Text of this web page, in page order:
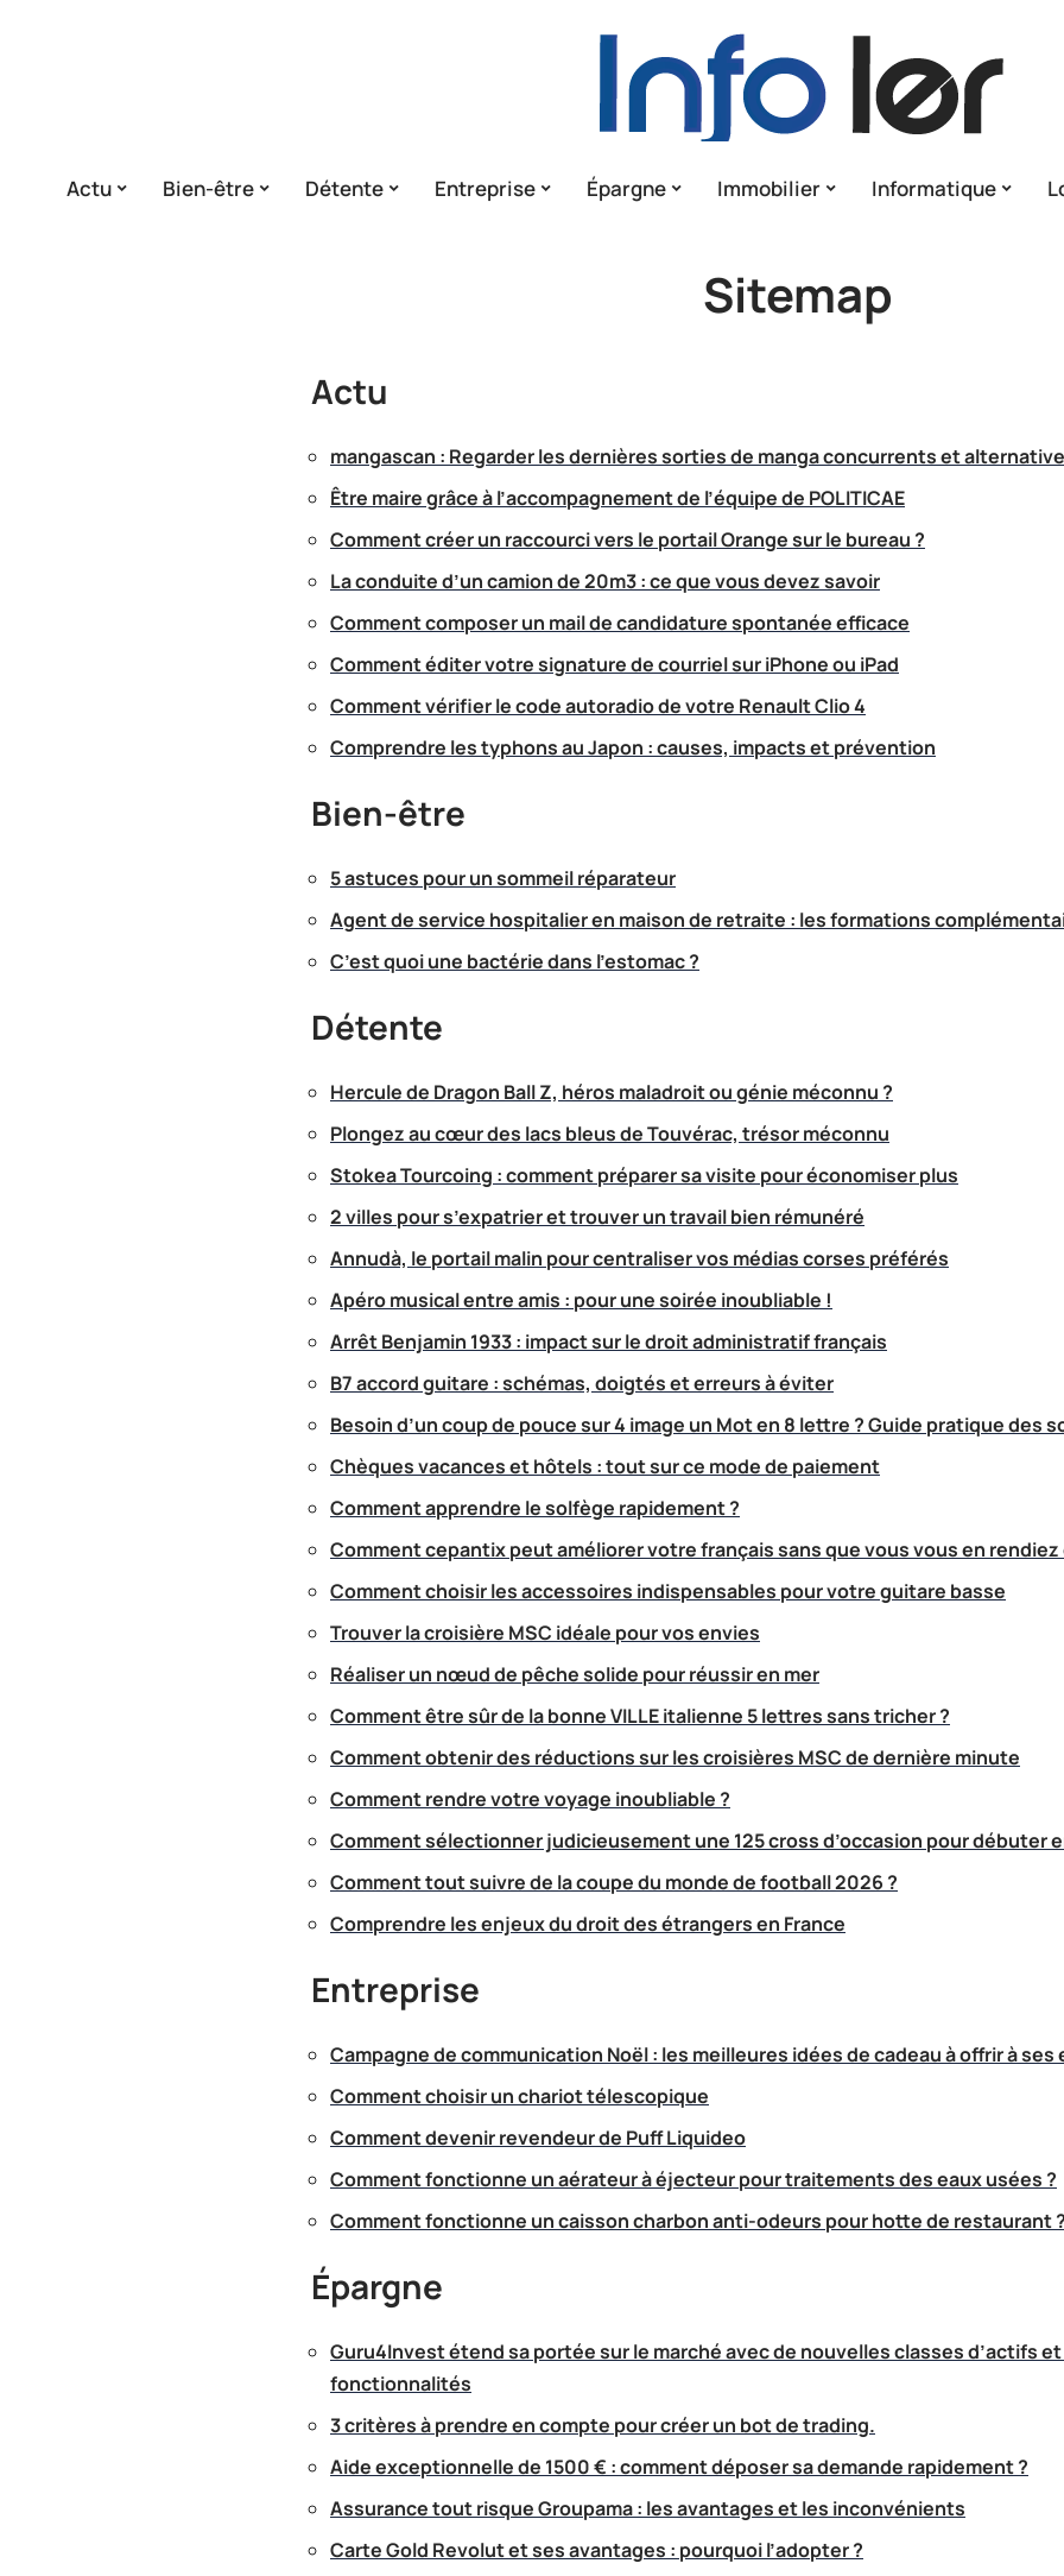
Actu Bien-être Détente Entreprise Épargne Immobilier Informatique
Sitemap
Actu
mangascan : Regarder les dernières sorties de manga concurrents et
Être maire grâce à l’accompagnement de l’équipe de POLITICAE
Comment créer un raccourci vers le portail Orange sur le bureau ?
La conduite d’un camion de 20m3 : ce que vous devez savoir
Comment composer un mail de candidature spontanée efficace
Comment éditer votre signature de courriel sur iPhone ou iPad
Comment vérifier le code autoradio de votre Renault Clio 4
Comprendre les typhons au Japon : causes, impacts et prévention
Bien-être
5 astuces pour un sommeil réparateur
Agent de service hospitalier en maison de retraite : les formations
C’est quoi une bactérie dans l’estomac ?
Détente
Hercule de Dragon Ball Z, héros maladroit ou génie méconnu ?
Plongez au cœur des lacs bleus de Touvérac, trésor méconnu
Stokea Tourcoing : comment préparer sa visite pour économiser plus
2 villes pour s’expatrier et trouver un travail bien rémunéré
Annudà, le portail malin pour centraliser vos médias corses préférés
Apéro musical entre amis : pour une soirée inoubliable !
Arrêt Benjamin 1933 : impact sur le droit administratif français
B7 accord guitare : schémas, doigtés et erreurs à éviter
Besoin d’un coup de pouce sur 4 image un Mot en 8 lettre ? Guide pratique des
Chèques vacances et hôtels : tout sur ce mode de paiement
Comment apprendre le solfège rapidement ?
Comment cepantix peut améliorer votre français sans que vous vous en rendiez
Comment choisir les accessoires indispensables pour votre guitare basse
Trouver la croisière MSC idéale pour vos envies
Réaliser un nœud de pêche solide pour réussir en mer
Comment être sûr de la bonne VILLE italienne 5 lettres sans tricher ?
Comment obtenir des réductions sur les croisières MSC de dernière minute
Comment rendre votre voyage inoubliable ?
Comment sélectionner judicieusement une 125 cross d’occasion pour débuter
Comment tout suivre de la coupe du monde de football 2026 ?
Comprendre les enjeux du droit des étrangers en France
Entreprise
Campagne de communication Noël : les meilleures idées de cadeau à offrir à
Comment choisir un chariot télescopique
Comment devenir revendeur de Puff Liquideo
Comment fonctionne un aérateur à éjecteur pour traitements des eaux usées ?
Comment fonctionne un caisson charbon anti-odeurs pour hotte de restaurant ?
Épargne
Guru4Invest étend sa portée sur le marché avec de nouvelles classes d’actifs
fonctionnalités
3 critères à prendre en compte pour créer un bot de trading.
Aide exceptionnelle de 1500 € : comment déposer sa demande rapidement ?
Assurance tout risque Groupama : les avantages et les inconvénients
Carte Gold Revolut et ses avantages : pourquoi l’adopter ?